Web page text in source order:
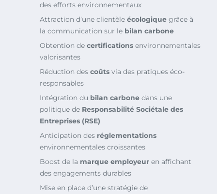
des efforts environnementaux
Attraction d’une clientèle écologique grâce à
la communication sur le bilan carbone
Obtention de certifications environnementales
valorisantes
Réduction des coûts via des pratiques éco-
responsables
Intégration du bilan carbone dans une
politique de Responsabilité Sociétale des
Entreprises (RSE)
Anticipation des réglementations
environnementales croissantes
Boost de la marque employeur en affichant
des engagements durables
Mise en place d’une stratégie de